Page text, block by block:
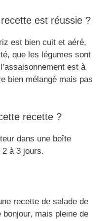
est réussie ?
est bien cuit et aéré,
que les légumes sont
est à
bien mélangé mais pas
recette ?
dans une boîte
2 à 3 jours.
recette de salade de
mais pleine de